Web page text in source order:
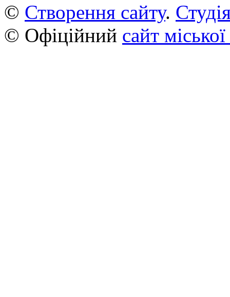
© Створення сайту.
© Офіційний сайт